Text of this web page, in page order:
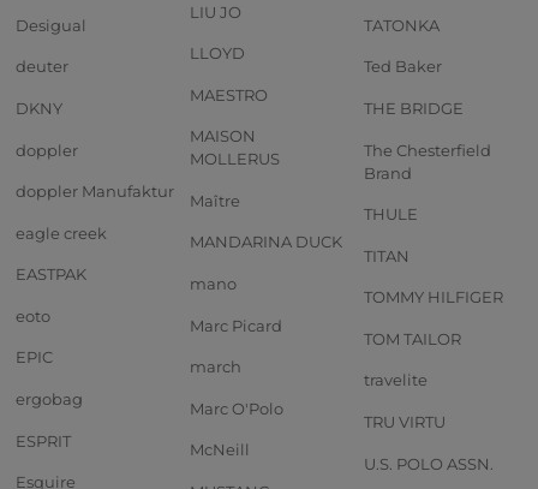
Desigual
deuter
DKNY
doppler
doppler Manufaktur
eagle creek
EASTPAK
eoto
EPIC
ergobag
ESPRIT
Esquire
LIU JO
LLOYD
MAESTRO
MAISON
MOLLERUS
Maître
MANDARINA DUCK
mano
Marc Picard
march
Marc O'Polo
McNeill
TATONKA
Ted Baker
THE BRIDGE
The Chesterfield
Brand
THULE
TITAN
TOMMY HILFIGER
TOM TAILOR
travelite
TRU VIRTU
U.S. POLO ASSN.